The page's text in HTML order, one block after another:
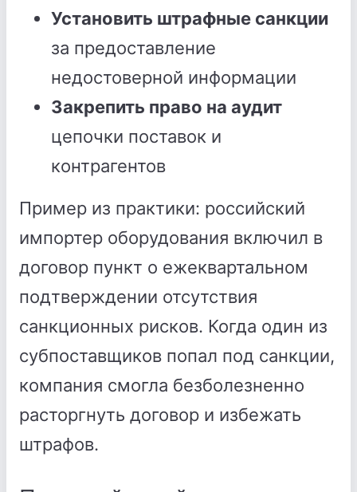
Установить штрафные санкции
за предоставление
недостоверной информации
Закрепить право на аудит
цепочки поставок и
контрагентов
Пример из практики: российский
импортер оборудования включил в
договор пункт о ежеквартальном
подтверждении отсутствия
санкционных рисков. Когда один из
субпоставщиков попал под санкции,
компания смогла безболезненно
расторгнуть договор и избежать
штрафов.